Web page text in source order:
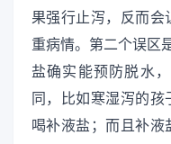
果强行止泻，反而会
重病情。第二个误区
盐确实能预防脱水
同，比如寒湿泻的
喝补液盐；而且补液